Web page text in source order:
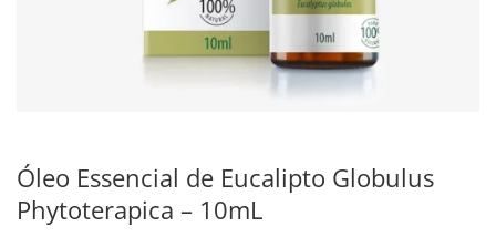
Óleo Essencial de Eucalipto Globulus
Phytoterapica – 10mL